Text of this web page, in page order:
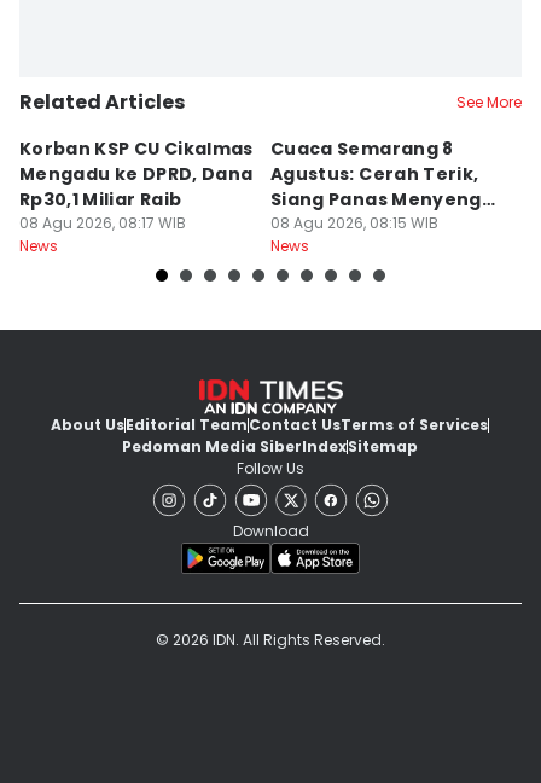
Related Articles See More
Korban KSP CU Cikalmas
Mengadu ke DPRD, Dana
Rp30,1 Miliar Raib
08 Agu 2026, 08:17 WIB
News
Cuaca Semarang 8
Agustus: Cerah Terik,
Siang Panas Menyengat
Pol, Malam Atis Bediding
08 Agu 2026, 08:15 WIB
News
About UsEditorial TeamContact UsTerms of Services
Pedoman Media SiberIndexSitemap
Follow Us
Download
© 2026 IDN. All Rights Reserved.